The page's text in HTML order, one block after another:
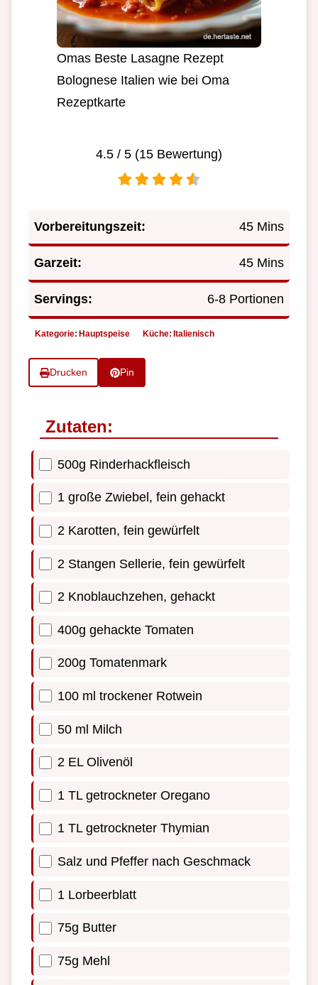
Omas Beste Lasagne Rezept
Bolognese Italien wie bei Oma
Rezeptkarte
4.5 / 5 (15 Bewertung)
Vorbereitungszeit: 45 Mins
Garzeit: 45 Mins
Servings: 6-8 Portionen
Kategorie: Hauptspeise Küche: Italienisch
Drucken Pin
Zutaten:
500g Rinderhackfleisch
1 große Zwiebel, fein gehackt
2 Karotten, fein gewürfelt
2 Stangen Sellerie, fein gewürfelt
2 Knoblauchzehen, gehackt
400g gehackte Tomaten
200g Tomatenmark
100 ml trockener Rotwein
50 ml Milch
2 EL Olivenöl
1 TL getrockneter Oregano
1 TL getrockneter Thymian
Salz und Pfeffer nach Geschmack
1 Lorbeerblatt
75g Butter
75g Mehl